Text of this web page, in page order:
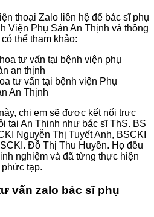
thoại Zalo liên hệ để bác sĩ phụ
Viện Phụ Sản An Thịnh và thông
thể tham khảo:
tư vấn tại bệnh viện Phụ
An Thịnh
chị em sẽ được kết nối trực
tại An Thịnh như bác sĩ ThS. BS
Nguyễn Thị Tuyết Anh, BSCKI
Đỗ Thị Thu Huyền. Họ đều
nghiệm và đã từng thực hiện
tạp.
vấn zalo bác sĩ phụ